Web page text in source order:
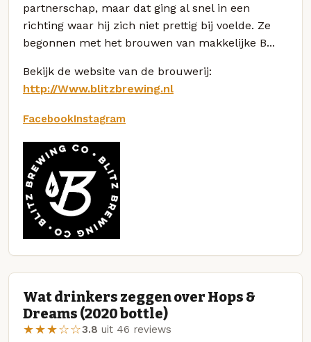
partnerschap, maar dat ging al snel in een
richting waar hij zich niet prettig bij voelde. Ze
begonnen met het brouwen van makkelijke B...
Bekijk de website van de brouwerij:
http://Www.blitzbrewing.nl
FacebookInstagram
Wat drinkers zeggen over Hops &
Dreams (2020 bottle)
★★★☆☆3.8 uit 46 reviews